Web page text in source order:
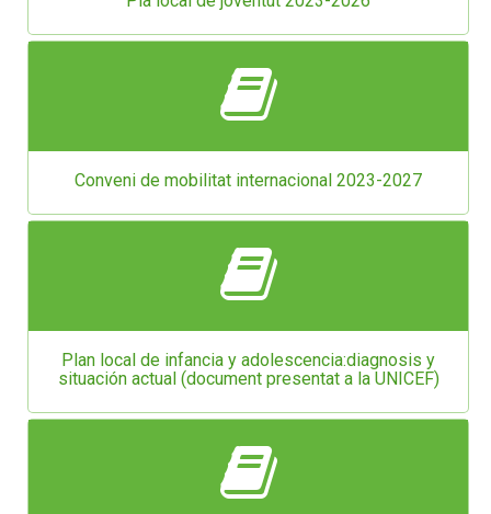
Conveni de mobilitat internacional 2023-2027
Plan local de infancia y adolescencia:diagnosis y
situación actual (document presentat a la UNICEF)